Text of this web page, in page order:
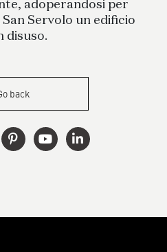
adoperandosi per
Servolo un edificio
disuso.
back